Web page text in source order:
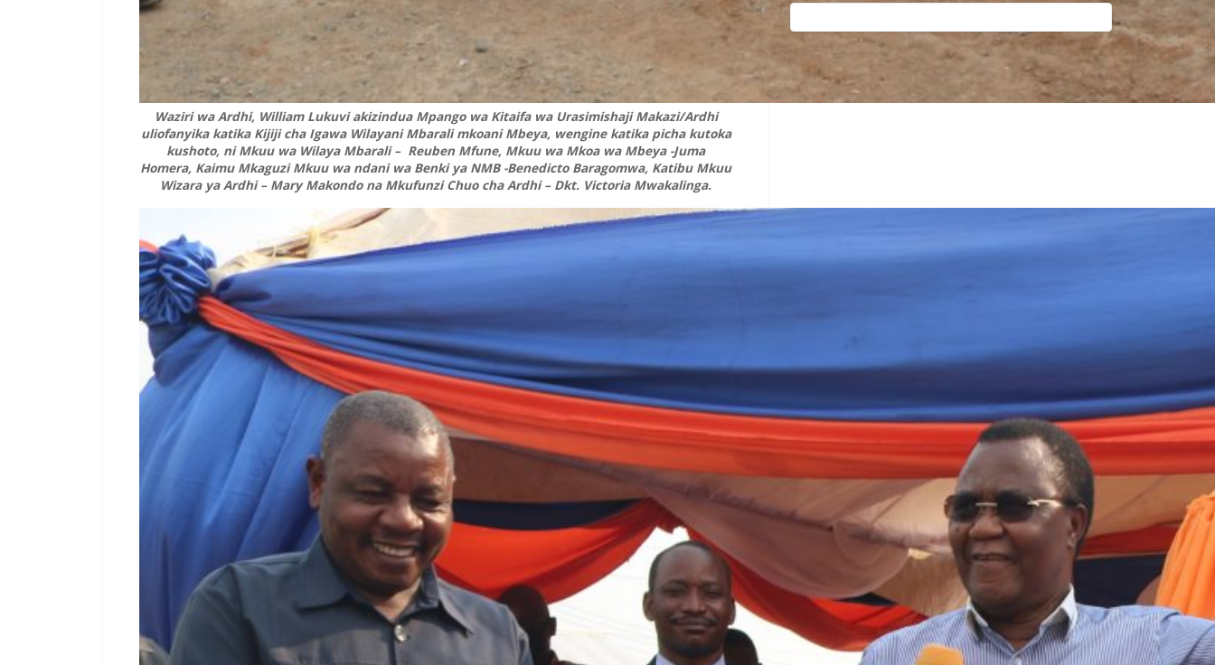
Waziri wa Ardhi, William Lukuvi akizindua Mpango wa Kitaifa wa Urasimishaji Makazi/Ardhi
uliofanyika katika Kijiji cha Igawa Wilayani Mbarali mkoani Mbeya, wengine katika picha kutoka
kushoto, ni Mkuu wa Wilaya Mbarali – Reuben Mfune, Mkuu wa Mkoa wa Mbeya -Juma
Homera, Kaimu Mkaguzi Mkuu wa ndani wa Benki ya NMB -Benedicto Baragomwa, Katibu Mkuu
Wizara ya Ardhi – Mary Makondo na Mkufunzi Chuo cha Ardhi – Dkt. Victoria Mwakalinga.